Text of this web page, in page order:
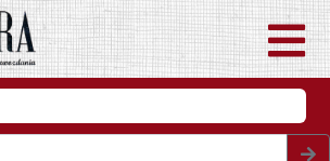
1947
1948
1949